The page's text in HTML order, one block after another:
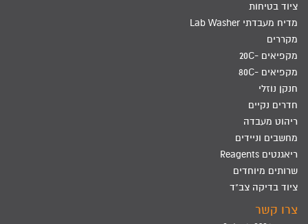
ציוד בטיחות
מדיח מעבדתי Lab Washer
מקררים
מקפיאים -20C
מקפיאים -80C
חנקן נוזלי
חדרים נקיים
ריהוט מעבדה
מחשבים וניידים
ריאגנטים Reagents
שרותים מיוחדים
ציוד בדיקה צב"ד
צרו קשר